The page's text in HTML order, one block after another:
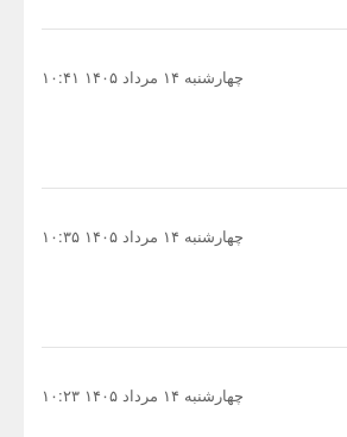
چهارشنبه ۱۴ مرداد ۱۴۰۵ ۱۰:۴۱
چهارشنبه ۱۴ مرداد ۱۴۰۵ ۱۰:۳۵
چهارشنبه ۱۴ مرداد ۱۴۰۵ ۱۰:۲۳